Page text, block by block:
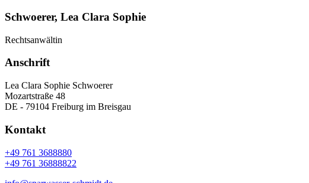
Schwoerer, Lea Clara Sophie
Rechtsanwältin
Anschrift
Lea Clara Sophie Schwoerer
Mozartstraße 48
DE - 79104 Freiburg im Breisgau
Kontakt
+49 761 3688880
+49 761 36888822